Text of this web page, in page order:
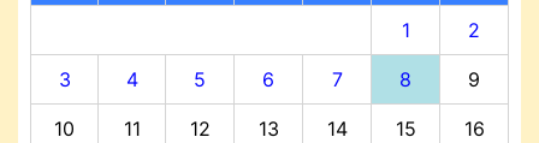
1 2
3 4 5 6 7 8 9
10 11 12 13 14 15 16